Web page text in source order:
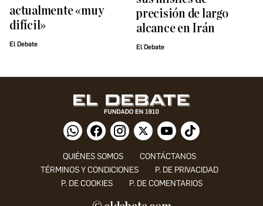
actualmente «muy
difícil»
El Debate
precisión de largo
alcance en Irán
El Debate
QUIÉNES SOMOS
CONTÁCTANOS
TÉRMINOS Y CONDICIONES
P. DE PRIVACIDAD
P. DE COOKIES
P. DE COMENTARIOS